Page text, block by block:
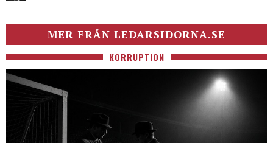
MER FRÅN LEDARSIDORNA.SE
KORRUPTION